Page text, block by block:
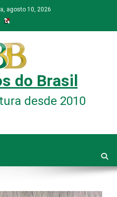
agosto 10, 2026
do Brasil
desde 2010